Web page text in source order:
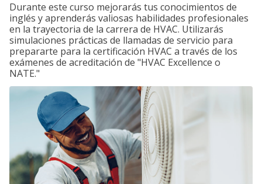
Durante este curso mejorarás tus conocimientos de
inglés y aprenderás valiosas habilidades profesionales
en la trayectoria de la carrera de HVAC. Utilizarás
simulaciones prácticas de llamadas de servicio para
prepararte para la certificación HVAC a través de los
exámenes de acreditación de "HVAC Excellence o
NATE."